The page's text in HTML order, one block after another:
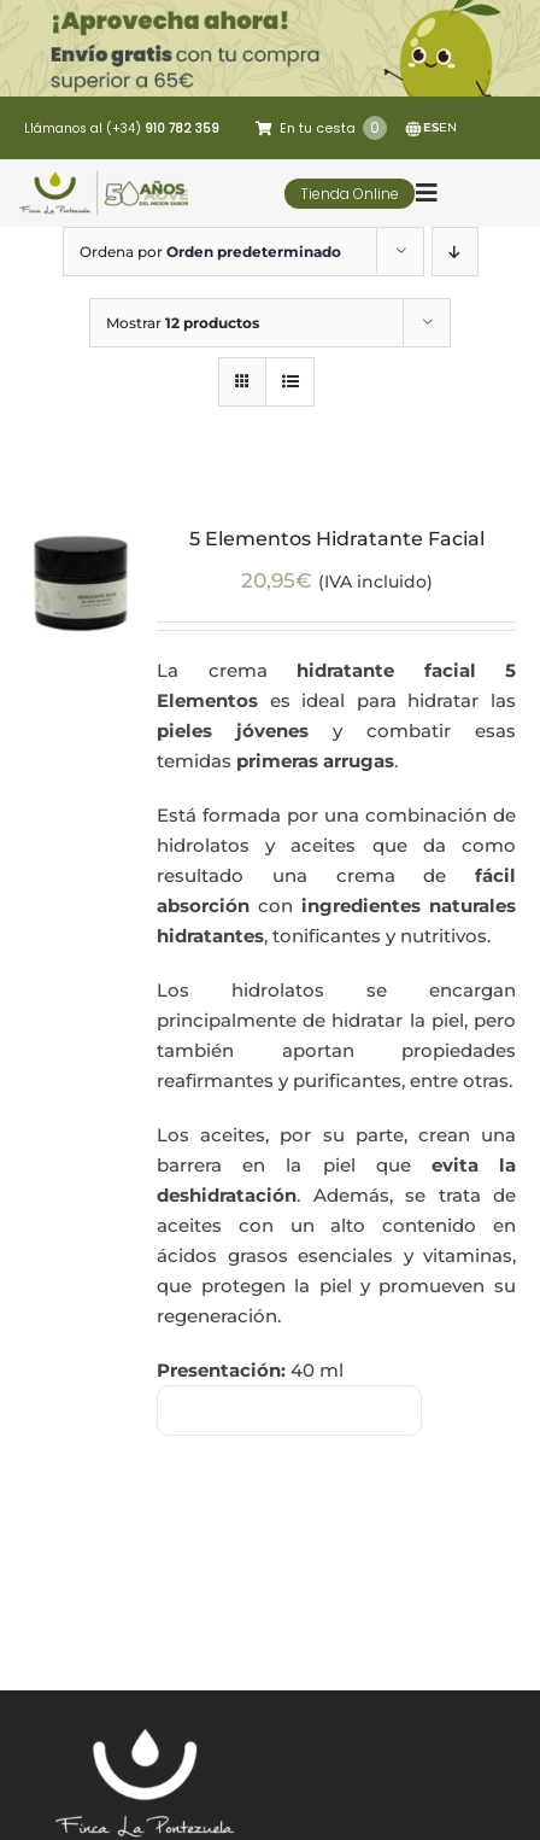
Saltar
al
contenido
Llámanos al (+34) 910 782 359 En tu cesta 0 ESEN
Tienda Online
Toggle
5 Elementos
Oleoturismo
Actualidad
Mi cuenta
Ordena por Orden predeterminado
Mostrar 12 productos
5 Elementos Hidratante Facial
20,95€ (IVA incluido)
La crema hidratante facial 5
Elementos es ideal para hidratar las
pieles jóvenes y combatir esas
temidas primeras arrugas.
Está formada por una combinación de
hidrolatos y aceites que da como
resultado una crema de fácil
absorción coningredientes naturales
hidratantes, tonificantes y nutritivos.
Los hidrolatos se encargan
principalmente de hidratar la piel, pero
también aportan propiedades
reafirmantes y purificantes, entre otras.
Los aceites, por su parte, crean una
barrera en la piel que evita la
deshidratación. Además, se trata de
aceites con un alto contenido en
ácidos grasos esenciales y vitaminas,
que protegen la piel y promueven su
regeneración.
Presentación: 40 ml